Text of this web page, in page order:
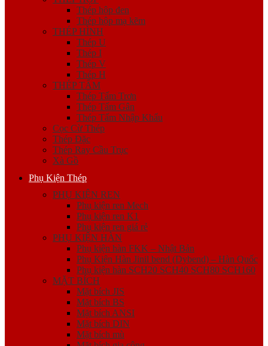
Thép hộp đen
Thép hộp mạ kẽm
THÉP HÌNH
Thép U
Thép I
Thép V
Thép H
THÉP TẤM
Thép Tấm Trơn
Thép Tấm Gân
Thép Tấm Nhập Khẩu
Cọc Cừ Thép
Thép Đặc
Thép Ray Cầu Trục
Xà Gồ
Phụ Kiện Thép
PHỤ KIỆN REN
Phụ kiện ren Mech
Phụ kiện ren K1
Phụ kiện ren giá rẻ
PHỤ KIỆN HÀN
Phụ kiện hàn FKK – Nhật Bản
Phụ Kiện Hàn Jinil bend (Dybend) – Hàn Quốc
Phụ kiện hàn SCH20 SCH40 SCH80 SCH160
MẶT BÍCH
Mặt bích JIS
Mặt bích BS
Mặt bích ANSI
Mặt bích DIN
Mặt bích mù